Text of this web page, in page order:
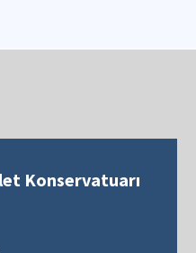
Konservatuarı